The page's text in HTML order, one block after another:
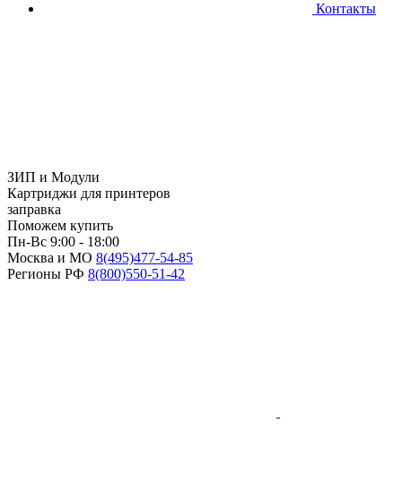
Контакты
ЗИП и Модули
Картриджи для принтеров
заправка
Поможем купить
Пн-Вс 9:00 - 18:00
Москва и МО 8(495)477-54-85
Регионы РФ 8(800)550-51-42